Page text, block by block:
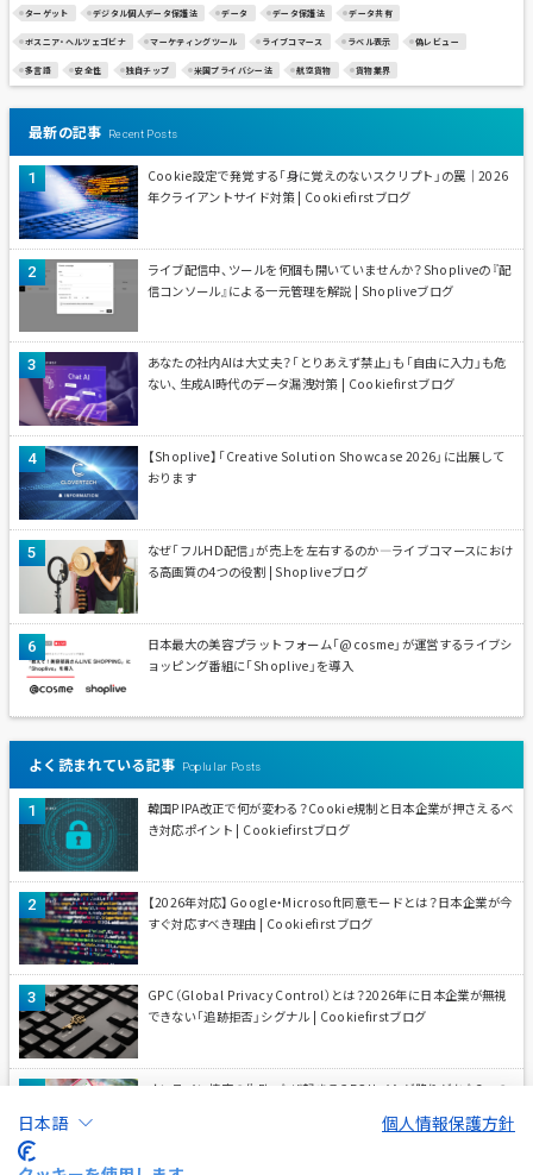
ターゲット デジタル個人データ保護法 データ データ保護法 データ共有
ボスニア・ヘルツェゴビナ マーケティングツール ライブコマース ラベル表示 偽レビュー
多言語 安全性 独自チップ 米国プライバシー法 航空貨物 貨物業界
最新の記事 Recent Posts
Cookie設定で発覚する「身に覚えのないスクリプト」の罠｜2026
年クライアントサイド対策 | Cookiefirstブログ
ライブ配信中、ツールを何個も開いていませんか？Shopliveの『配
信コンソール』による一元管理を解説 | Shopliveブログ
あなたの社内AIは大丈夫？「とりあえず禁止」も「自由に入力」も危
ない、生成AI時代のデータ漏洩対策 | Cookiefirstブログ
【Shoplive】「Creative Solution Showcase 2026」に出展して
おります
なぜ「フルHD配信」が売上を左右するのか—ライブコマースにおけ
る高画質の4つの役割 | Shopliveブログ
日本最大の美容プラットフォーム「@cosme」が運営するライブシ
ョッピング番組に「Shoplive」を導入
よく読まれている記事 Poplular Posts
韓国PIPA改正で何が変わる？Cookie規制と日本企業が押さえるべ
き対応ポイント | Cookiefirstブログ
【2026年対応】Google・Microsoft同意モードとは？日本企業が今
すぐ対応すべき理由 | Cookiefirstブログ
GPC（Global Privacy Control）とは？2026年に日本企業が無視
できない「追跡拒否」シグナル | Cookiefirstブログ
オンライン接客の失敗、なぜ起きる？ECサイトが陥りがちな3つの
日本語 個人情報保護方針